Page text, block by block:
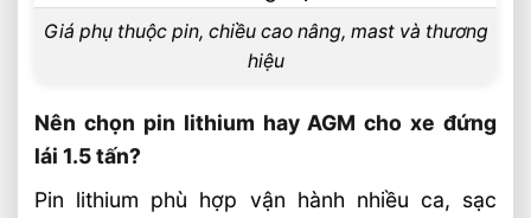
Giá phụ thuộc pin, chiều cao nâng, mast và thương
hiệu
Nên chọn pin lithium hay AGM cho xe đứng
lái 1.5 tấn?
Pin lithium phù hợp vận hành nhiều ca, sạc